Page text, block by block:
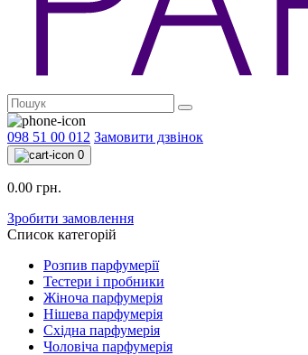
098 51 00 012 Замовити дзвінок
0
0.00 грн.
Зробити замовлення
Список категорій
Розпив парфумерії
Тестери і пробники
Жіноча парфумерія
Нішева парфумерія
Східна парфумерія
Чоловіча парфумерія